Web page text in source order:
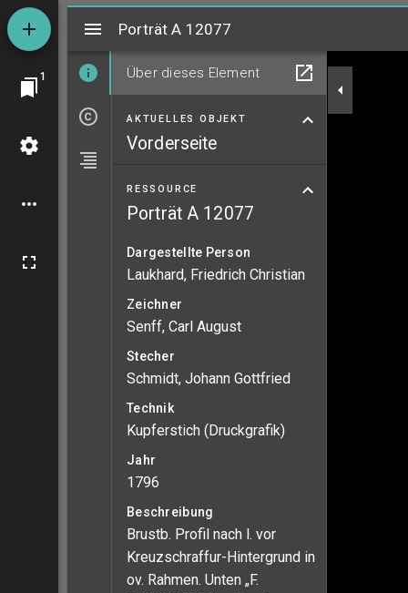
1
MiradorPorträt A 12077
Über dieses Element
AKTUELLES OBJEKT
Vorderseite
RESSOURCE
Porträt A 12077
Dargestellte Person
Laukhard, Friedrich Christian
Zeichner
Senff, Carl August
Stecher
Schmidt, Johann Gottfried
Technik
Kupferstich (Druckgrafik)
Jahr
1796
Beschreibung
Brustb. Profil nach l. vor
Kreuzschraffur-Hintergrund in
ov. Rahmen. Unten „F.
Porträt A 12077